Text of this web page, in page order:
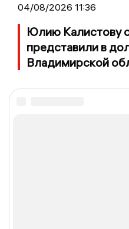
04/08/2026 11:36
Юлию Калистову
представили в
Владимирской